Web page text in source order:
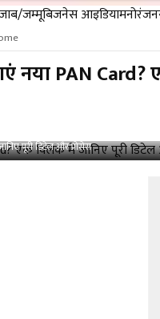
जम्मूबिजनेस आइडियामनोरंजन
नया PAN Card?
पूरी डिटेल और प्रोसेस